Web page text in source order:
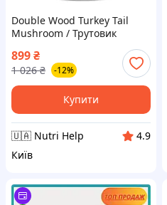
Double Wood Turkey Tail
Mushroom / Трутовик
підтримки імунітету 120
капсул
899₴
1 026 ₴ -12%
Купити
🇺🇦 Nutri Help
4.9
Київ